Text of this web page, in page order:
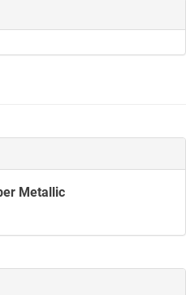
Metallic